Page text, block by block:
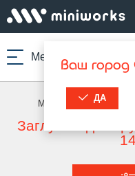
Меню Ваш город
ДА
МИНИВОРКС ПРО
Заглушка для